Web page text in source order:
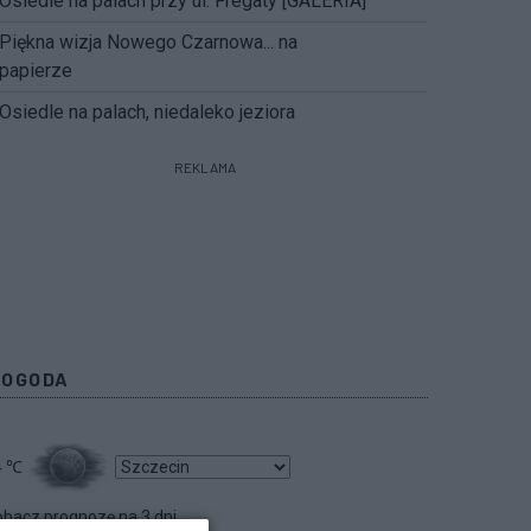
Piękna wizja Nowego Czarnowa... na
papierze
Osiedle na palach, niedaleko jeziora
REKLAMA
℃
prognozę na 3 dni